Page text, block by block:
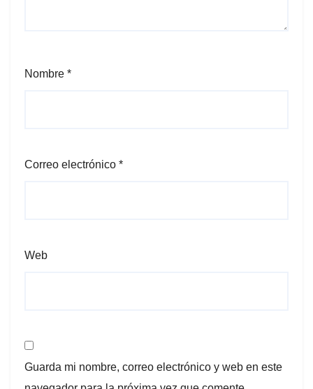
Nombre *
Correo electrónico *
Web
Guarda mi nombre, correo electrónico y web en este